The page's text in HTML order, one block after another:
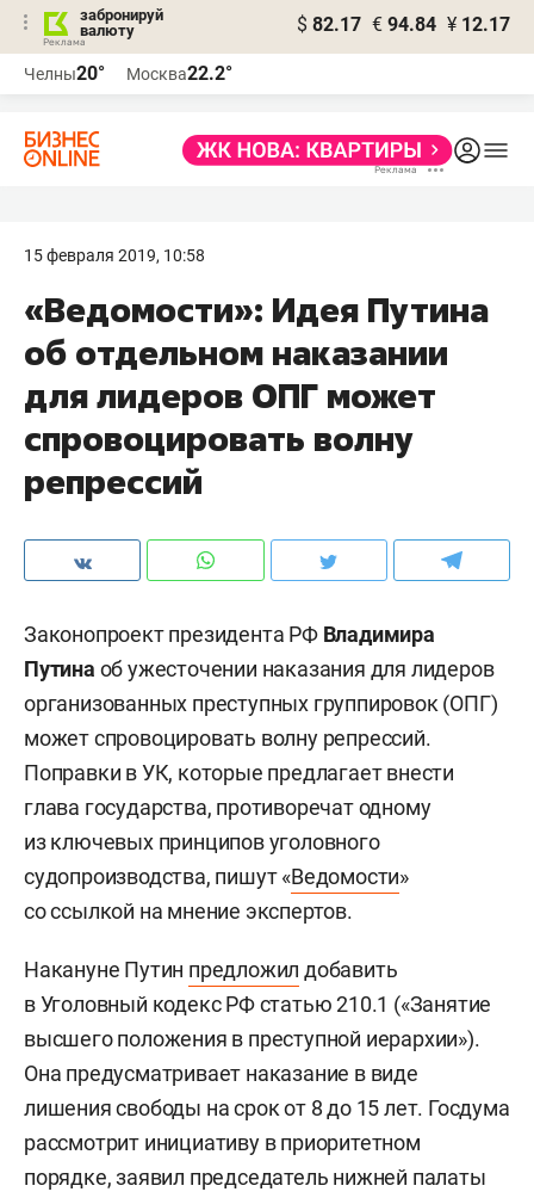
забронируй
валюту
$ 82.17 € 94.84 ¥ 12.17
Челны20° Москва22.2°
15 февраля 2019, 10:58
«Ведомости»: Идея Путина
об отдельном наказании
для лидеров ОПГ может
спровоцировать волну
репрессий
Законопроект президента РФ Владимира
Путина об ужесточении наказания для лидеров
организованных преступных группировок (ОПГ)
может спровоцировать волну репрессий.
Поправки в УК, которые предлагает внести
глава государства, противоречат одному
из ключевых принципов уголовного
судопроизводства, пишут «Ведомости»
со ссылкой на мнение экспертов.
Накануне Путин предложил добавить
в Уголовный кодекс РФ статью 210.1 («Занятие
высшего положения в преступной иерархии»).
Она предусматривает наказание в виде
лишения свободы на срок от 8 до 15 лет. Госдума
рассмотрит инициативу в приоритетном
порядке, заявил председатель нижней палаты